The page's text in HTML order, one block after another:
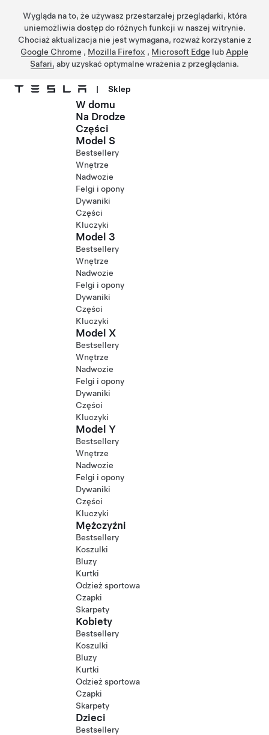
Wygląda na to, że używasz przestarzałej przeglądarki, która
uniemożliwia dostęp do różnych funkcji w naszej witrynie.
Chociaż aktualizacja nie jest wymagana, rozważ korzystanie z
Google Chrome , Mozilla Firefox , Microsoft Edge lub Apple
Safari, aby uzyskać optymalne wrażenia z przeglądania.
Przejdź do głównej zawartości
| Sklep
W domu
Na Drodze
Części
Model S
Bestsellery
Wnętrze
Nadwozie
Felgi i opony
Dywaniki
Części
Kluczyki
Model 3
Bestsellery
Wnętrze
Nadwozie
Felgi i opony
Dywaniki
Części
Kluczyki
Model X
Bestsellery
Wnętrze
Nadwozie
Felgi i opony
Dywaniki
Części
Kluczyki
Model Y
Bestsellery
Wnętrze
Nadwozie
Felgi i opony
Dywaniki
Części
Kluczyki
Mężczyźni
Bestsellery
Koszulki
Bluzy
Kurtki
Odzież sportowa
Czapki
Skarpety
Kobiety
Bestsellery
Koszulki
Bluzy
Kurtki
Odzież sportowa
Czapki
Skarpety
Dzieci
Bestsellery